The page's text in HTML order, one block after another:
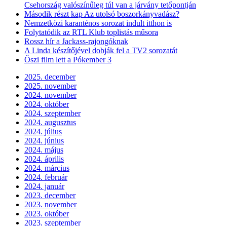
Csehország valószínűleg túl van a járvány tetőpontján
Második részt kap Az utolsó boszorkányvadász?
Nemzetközi karanténos sorozat indult itthon is
Folytatódik az RTL Klub toplistás műsora
Rossz hír a Jackass-rajongóknak
A Linda készítőjével dobják fel a TV2 sorozatát
Őszi film lett a Pókember 3
2025. december
2025. november
2024. november
2024. október
2024. szeptember
2024. augusztus
2024. július
2024. június
2024. május
2024. április
2024. március
2024. február
2024. január
2023. december
2023. november
2023. október
2023. szeptember